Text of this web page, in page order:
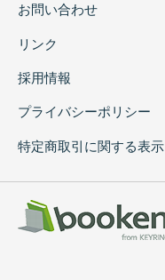
お問い合わせ
リンク
採用情報
プライバシーポリシー
特定商取引に関する表示